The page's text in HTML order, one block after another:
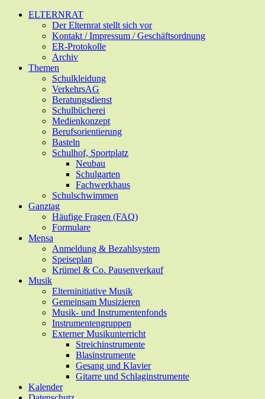
Zum
Hauptinhalt
ELTERNRAT
Der Elternrat stellt sich vor
Kontakt / Impressum / Geschäftsordnung
ER-Protokolle
Archiv
Themen
Schulkleidung
VerkehrsAG
Beratungsdienst
Schulbücherei
Medienkonzept
Berufsorientierung
Basteln
Schulhof, Sportplatz
Neubau
Schulgarten
Fachwerkhaus
Schulschwimmen
Ganztag
Häufige Fragen (FAQ)
Formulare
Mensa
Anmeldung & Bezahlsystem
Speiseplan
Krümel & Co. Pausenverkauf
Musik
Elterninitiative Musik
Gemeinsam Musizieren
Musik- und Instrumentenfonds
Instrumentengruppen
Externer Musikunterricht
Streichinstrumente
Blasinstrumente
Gesang und Klavier
Gitarre und Schlaginstrumente
Kalender